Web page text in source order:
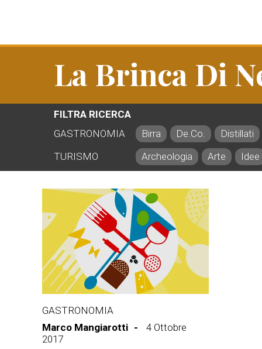
La Brinca Di
FILTRA RICERCA
GASTRONOMIA
Birra De.Co.
Distillati
TURISMO
Archeologia Arte Idee
GASTRONOMIA
Marco Mangiarotti
4 Ottobre
2017